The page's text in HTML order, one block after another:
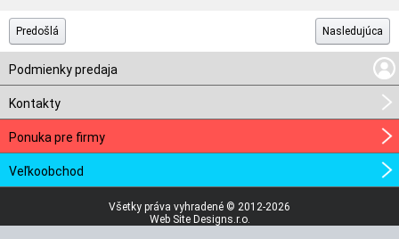
Predošlá Nasledujúca
Podmienky predaja
Kontakty
Ponuka pre firmy
Veľkoobchod
Všetky práva vyhradené © 2012-2026
Web Site Designs.r.o.